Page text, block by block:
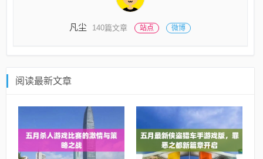
凡尘 140篇文章 站点 微博
阅读最新文章